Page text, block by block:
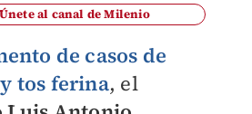
Únete al canal de Milenio
de casos de
tos ferina, el